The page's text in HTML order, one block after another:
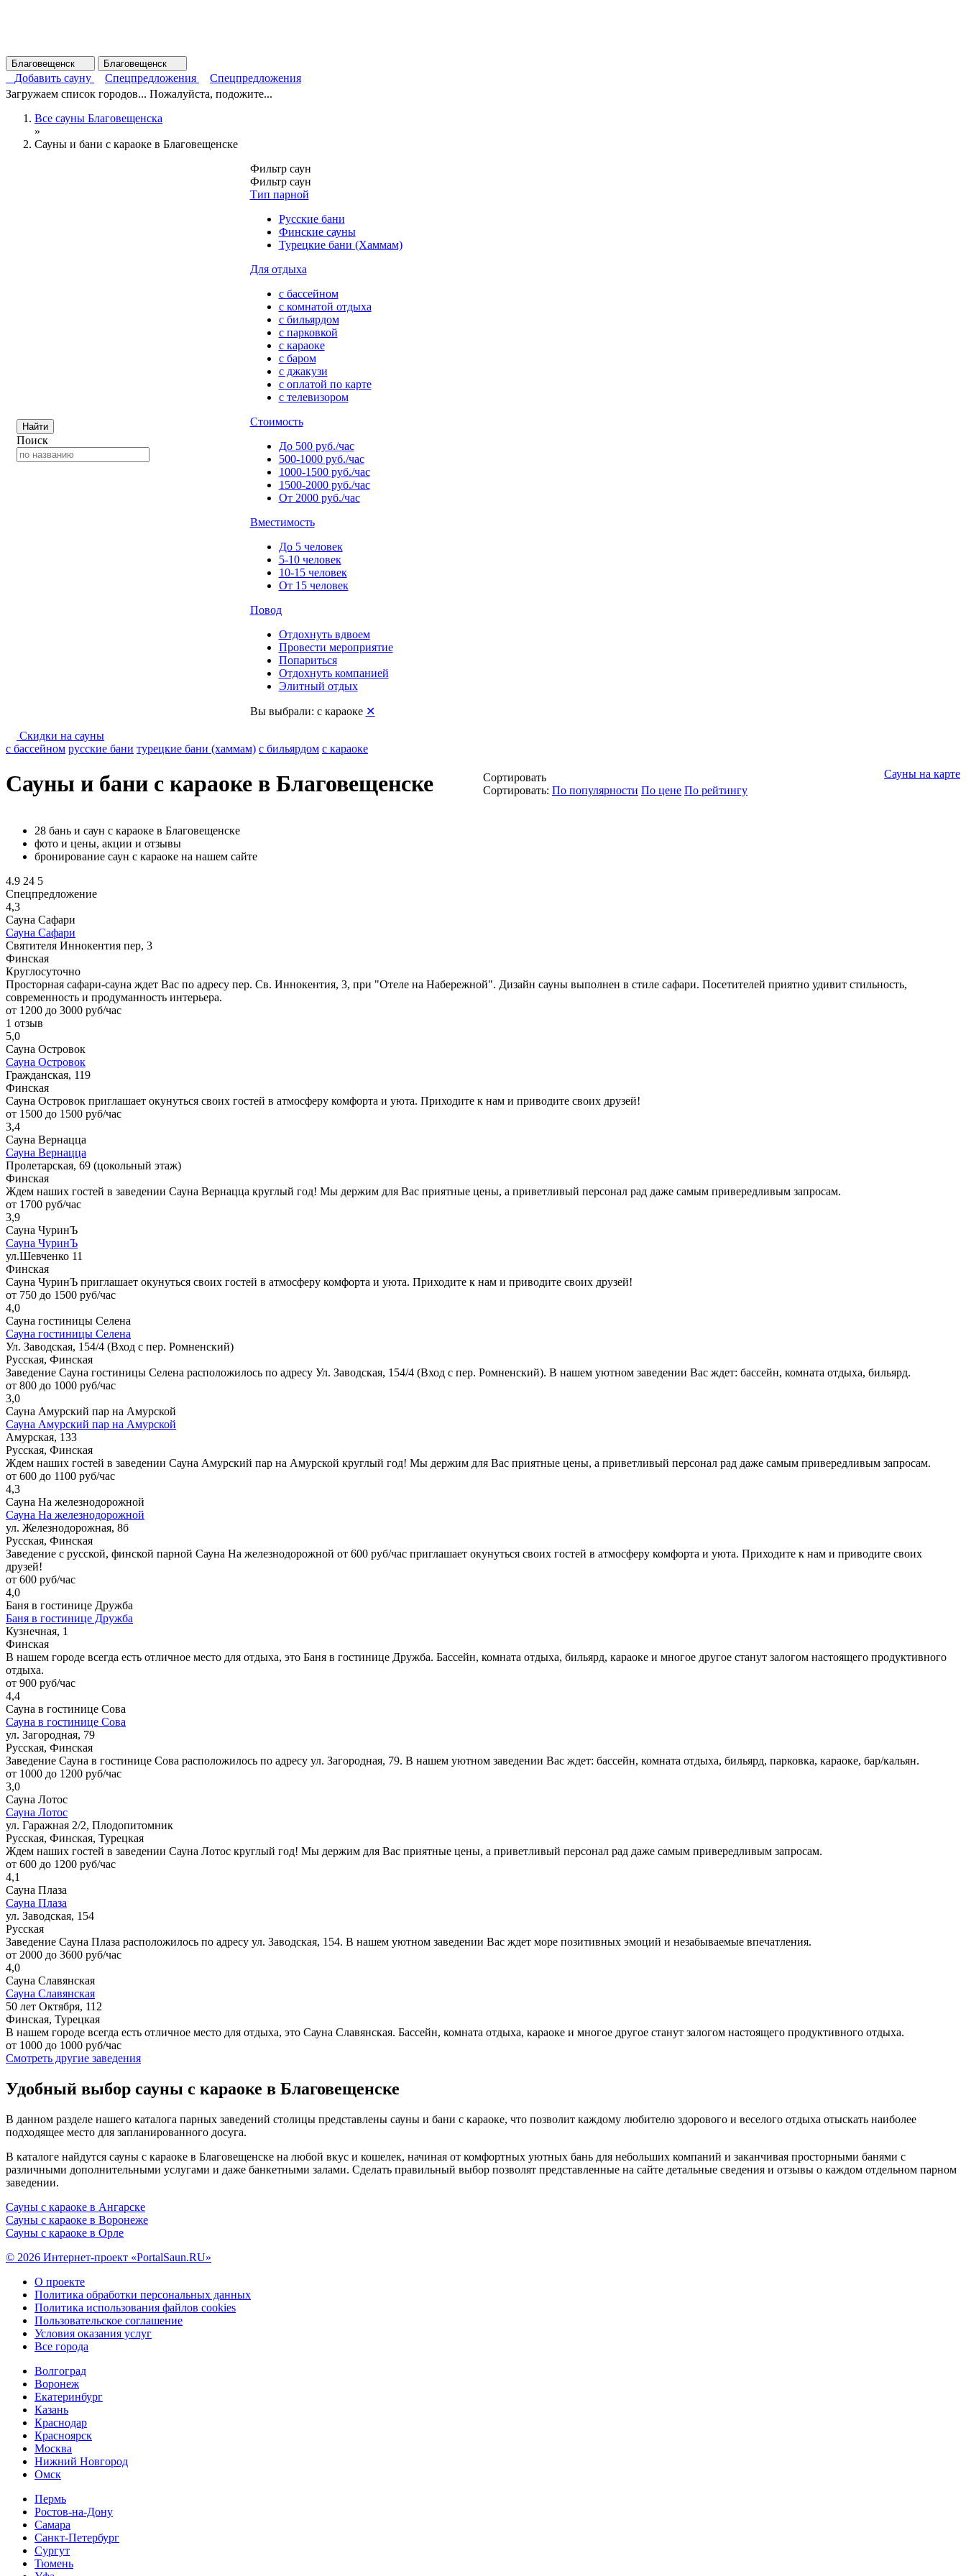
Благовещенск Благовещенск
Добавить сауну Спецпредложения
Спецпредложения
Загружаем список городов... Пожалуйста, подожите...
Все сауны Благовещенска
»
Сауны и бани с караоке в Благовещенске
Найти
Поиск
Фильтр саун
Фильтр саун
Тип парной
Русские бани
Финские сауны
Турецкие бани (Хаммам)
Для отдыха
с бассейном
с комнатой отдыха
с бильярдом
с парковкой
с караоке
с баром
с джакузи
с оплатой по карте
с телевизором
Стоимость
До 500 руб./час
500-1000 руб./час
1000-1500 руб./час
1500-2000 руб./час
От 2000 руб./час
Вместимость
До 5 человек
5-10 человек
10-15 человек
От 15 человек
Повод
Отдохнуть вдвоем
Провести мероприятие
Попариться
Отдохнуть компанией
Элитный отдых
Вы выбрали: с караоке ✕
Скидки на сауны
с бассейном русские бани турецкие бани (хаммам) с бильярдом с караоке
Сауны и бани с караоке в Благовещенске Сауны на карте
Сортировать
Сортировать: По популярности По цене По рейтингу
28 бань и саун с караоке в Благовещенске
фото и цены, акции и отзывы
бронирование саун с караоке на нашем сайте
4.9 24 5
Спецпредложение
4,3
Сауна Сафари
Сауна Сафари
Святителя Иннокентия пер, 3
Финская
Круглосуточно
Просторная сафари-сауна ждет Вас по адресу пер. Св. Иннокентия, 3, при "Отеле на Набережной". Дизайн сауны выполнен в стиле сафари. Посетителей приятно удивит стильность,
современность и продуманность интерьера.
от 1200 до 3000 руб/час
1 отзыв
5,0
Сауна Островок
Сауна Островок
Гражданская, 119
Финская
Сауна Островок приглашает окунуться своих гостей в атмосферу комфорта и уюта. Приходите к нам и приводите своих друзей!
от 1500 до 1500 руб/час
3,4
Сауна Вернацца
Сауна Вернацца
Пролетарская, 69 (цокольный этаж)
Финская
Ждем наших гостей в заведении Cауна Вернацца круглый год! Мы держим для Вас приятные цены, а приветливый персонал рад даже самым привередливым запросам.
от 1700 руб/час
3,9
Сауна ЧуринЪ
Сауна ЧуринЪ
ул.Шевченко 11
Финская
Сауна ЧуринЪ приглашает окунуться своих гостей в атмосферу комфорта и уюта. Приходите к нам и приводите своих друзей!
от 750 до 1500 руб/час
4,0
Сауна гостиницы Селена
Сауна гостиницы Селена
Ул. Заводская, 154/4 (Вход с пер. Ромненский)
Русская, Финская
Заведение Сауна гостиницы Селена расположилось по адресу Ул. Заводская, 154/4 (Вход с пер. Ромненский). В нашем уютном заведении Вас ждет: бассейн, комната отдыха, бильярд.
от 800 до 1000 руб/час
3,0
Сауна Амурский пар на Амурской
Сауна Амурский пар на Амурской
Амурская, 133
Русская, Финская
Ждем наших гостей в заведении Сауна Амурский пар на Амурской круглый год! Мы держим для Вас приятные цены, а приветливый персонал рад даже самым привередливым запросам.
от 600 до 1100 руб/час
4,3
Сауна На железнодорожной
Сауна На железнодорожной
ул. Железнодорожная, 8б
Русская, Финская
Заведение с русской, финской парной Сауна На железнодорожной от 600 руб/час приглашает окунуться своих гостей в атмосферу комфорта и уюта. Приходите к нам и приводите своих
друзей!
от 600 руб/час
4,0
Баня в гостинице Дружба
Баня в гостинице Дружба
Кузнечная, 1
Финская
В нашем городе всегда есть отличное место для отдыха, это Баня в гостинице Дружба. Бассейн, комната отдыха, бильярд, караоке и многое другое станут залогом настоящего продуктивного
отдыха.
от 900 руб/час
4,4
Сауна в гостинице Сова
Сауна в гостинице Сова
ул. Загородная, 79
Русская, Финская
Заведение Сауна в гостинице Сова расположилось по адресу ул. Загородная, 79. В нашем уютном заведении Вас ждет: бассейн, комната отдыха, бильярд, парковка, караоке, бар/кальян.
от 1000 до 1200 руб/час
3,0
Сауна Лотос
Сауна Лотос
ул. Гаражная 2/2, Плодопитомник
Русская, Финская, Турецкая
Ждем наших гостей в заведении Сауна Лотос круглый год! Мы держим для Вас приятные цены, а приветливый персонал рад даже самым привередливым запросам.
от 600 до 1200 руб/час
4,1
Сауна Плаза
Сауна Плаза
ул. Заводская, 154
Русская
Заведение Сауна Плаза расположилось по адресу ул. Заводская, 154. В нашем уютном заведении Вас ждет море позитивных эмоций и незабываемые впечатления.
от 2000 до 3600 руб/час
4,0
Сауна Славянская
Сауна Славянская
50 лет Октября, 112
Финская, Турецкая
В нашем городе всегда есть отличное место для отдыха, это Сауна Славянская. Бассейн, комната отдыха, караоке и многое другое станут залогом настоящего продуктивного отдыха.
от 1000 до 1000 руб/час
Смотреть другие заведения
Удобный выбор сауны с караоке в Благовещенске
В данном разделе нашего каталога парных заведений столицы представлены сауны и бани с караоке, что позволит каждому любителю здорового и веселого отдыха отыскать наиболее
подходящее место для запланированного досуга.
В каталоге найдутся сауны с караоке в Благовещенске на любой вкус и кошелек, начиная от комфортных уютных бань для небольших компаний и заканчивая просторными банями с
различными дополнительными услугами и даже банкетными залами. Сделать правильный выбор позволят представленные на сайте детальные сведения и отзывы о каждом отдельном парном
заведении.
Сауны с караоке в Ангарске
Сауны с караоке в Воронеже
Сауны с караоке в Орле
© 2026 Интернет-проект «PortalSaun.RU»
О проекте
Политика обработки персональных данных
Политика использования файлов cookies
Пользовательское соглашение
Условия оказания услуг
Все города
Волгоград
Воронеж
Екатеринбург
Казань
Краснодар
Красноярск
Москва
Нижний Новгород
Омск
Пермь
Ростов-на-Дону
Самара
Санкт-Петербург
Сургут
Тюмень